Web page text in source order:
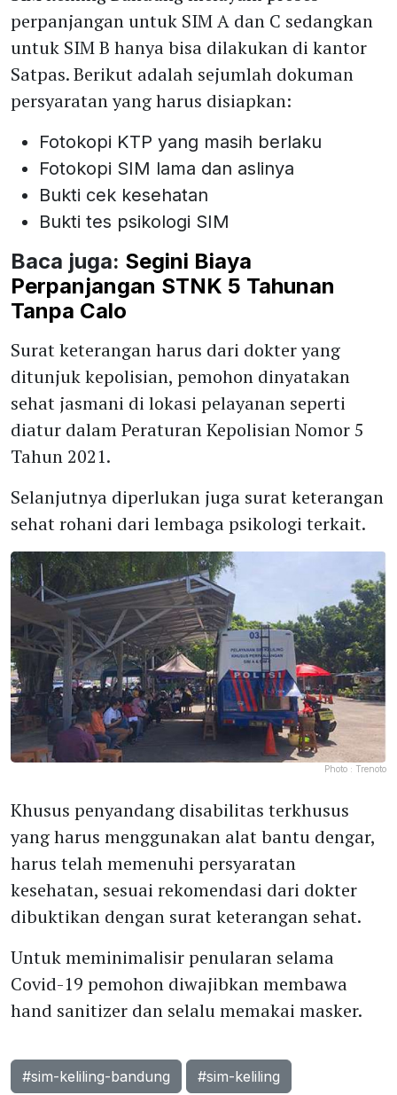
perpanjangan untuk SIM A dan C sedangkan
untuk SIM B hanya bisa dilakukan di kantor
Satpas. Berikut adalah sejumlah dokuman
persyaratan yang harus disiapkan:
Fotokopi KTP yang masih berlaku
Fotokopi SIM lama dan aslinya
Bukti cek kesehatan
Bukti tes psikologi SIM
Baca juga: Segini Biaya
Perpanjangan STNK 5 Tahunan
Tanpa Calo
Surat keterangan harus dari dokter yang
ditunjuk kepolisian, pemohon dinyatakan
sehat jasmani di lokasi pelayanan seperti
diatur dalam Peraturan Kepolisian Nomor 5
Tahun 2021.
Selanjutnya diperlukan juga surat keterangan
sehat rohani dari lembaga psikologi terkait.
Photo : Trenoto
Khusus penyandang disabilitas terkhusus
yang harus menggunakan alat bantu dengar,
harus telah memenuhi persyaratan
kesehatan, sesuai rekomendasi dari dokter
dibuktikan dengan surat keterangan sehat.
Untuk meminimalisir penularan selama
Covid-19 pemohon diwajibkan membawa
hand sanitizer dan selalu memakai masker.
#sim-keliling-bandung #sim-keliling